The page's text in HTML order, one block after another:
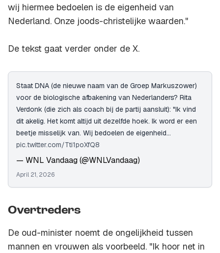
wij hiermee bedoelen is de eigenheid van
Nederland. Onze joods-christelijke waarden."
De tekst gaat verder onder de X.
Staat DNA (de nieuwe naam van de Groep Markuszower)
voor de biologische afbakening van Nederlanders? Rita
Verdonk (die zich als coach bij de partij aansluit): "Ik vind
dit akelig. Het komt altijd uit dezelfde hoek. Ik word er een
beetje misselijk van. Wij bedoelen de eigenheid…
pic.twitter.com/Tti1poXfQ8
— WNL Vandaag (@WNLVandaag)
April 21, 2026
Overtreders
De oud-minister noemt de ongelijkheid tussen
mannen en vrouwen als voorbeeld. "Ik hoor net in